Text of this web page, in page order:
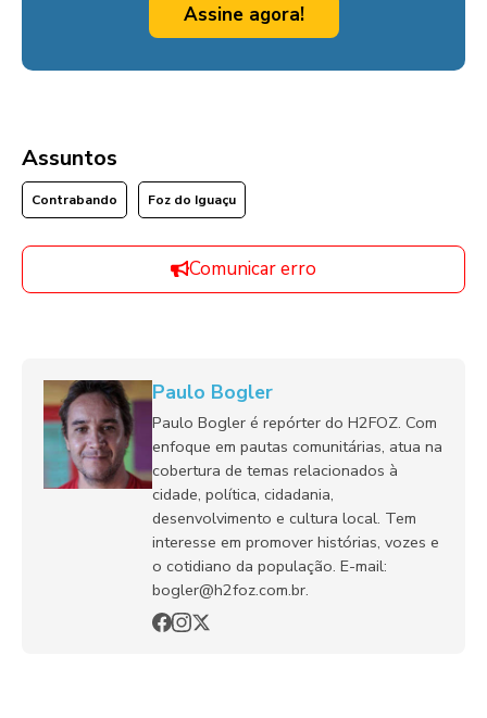
Assine agora!
Assuntos
Contrabando Foz do Iguaçu
Comunicar erro
Paulo Bogler
Paulo Bogler é repórter do H2FOZ. Com
enfoque em pautas comunitárias, atua na
cobertura de temas relacionados à
cidade, política, cidadania,
desenvolvimento e cultura local. Tem
interesse em promover histórias, vozes e
o cotidiano da população. E-mail:
bogler@h2foz.com.br.